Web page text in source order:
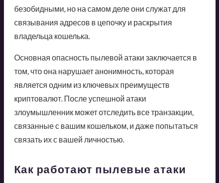
безобидными, но на самом деле они служат для
связывания адресов в цепочку и раскрытия
владельца кошелька.
Основная опасность пылевой атаки заключается в
том, что она нарушает анонимность, которая
является одним из ключевых преимуществ
криптовалют. После успешной атаки
злоумышленник может отследить все транзакции,
связанные с вашим кошельком, и даже попытаться
связать их с вашей личностью.
Как работают пылевые атаки